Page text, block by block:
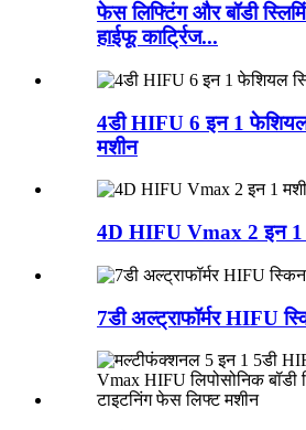
फेस लिफ्टिंग और बॉडी
हाईफू कार्ट्रिज...
4डी HIFU 6 इन 1 फेशियल
मशीन
4D HIFU Vmax 2 इन 1
7डी अल्ट्राफॉर्मर HIFU